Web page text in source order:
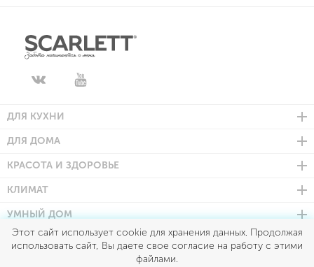
ДЛЯ КУХНИ
ДЛЯ ДОМА
КРАСОТА И ЗДОРОВЬЕ
КЛИМАТ
УМНЫЙ ДОМ
Scarlett © 2026
Этот сайт использует cookie для хранения данных. Продолжая
использовать сайт, Вы даете свое согласие на работу с этими
файлами.